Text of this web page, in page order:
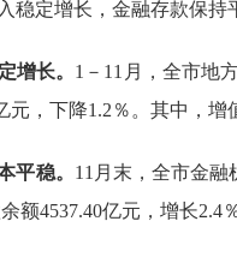
稳定增长，金融存款保持
增长。 1－ 11 月，全市地
元，下降1.2 ％。其中，增
平稳。 11 月末，全市金
额4537.40亿元，增长2.4